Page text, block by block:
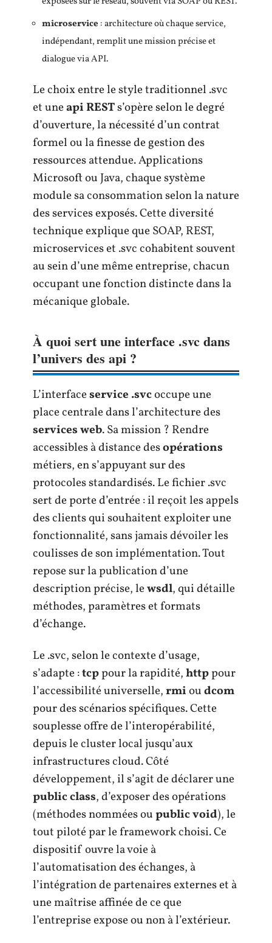
microservice : architecture où chaque service,
indépendant, remplit une mission précise et
dialogue via API.
Le choix entre le style traditionnel .svc
et uneapi RESTs’opère selon le degré
d’ouverture, la nécessité d’un contrat
formel ou la finesse de gestion des
ressources attendue. Applications
Microsoft ou Java, chaque système
module sa consommation selon la nature
des services exposés. Cette diversité
technique explique que SOAP, REST,
microservices et .svc cohabitent souvent
au sein d’une même entreprise, chacun
occupant une fonction distincte dans la
mécanique globale.
À quoi sert une interface .svc dans
l’univers des api ?
L’interfaceservice .svcoccupe une
place centrale dans l’architecture des
services web. Sa mission ? Rendre
accessibles à distance desopérations
métiers, en s’appuyant sur des
protocoles standardisés. Le fichier .svc
sert de porte d’entrée : il reçoit les appels
des clients qui souhaitent exploiter une
fonctionnalité, sans jamais dévoiler les
coulisses de son implémentation. Tout
repose sur la publication d’une
description précise, lewsdl, qui détaille
méthodes, paramètres et formats
d’échange.
Le .svc, selon le contexte d’usage,
s’adapte :tcppour la rapidité,httppour
l’accessibilité universelle,rmioudcom
pour des scénarios spécifiques. Cette
souplesse offre de l’interopérabilité,
depuis le cluster local jusqu’aux
infrastructures cloud. Côté
développement, il s’agit de déclarer une
public class, d’exposer des opérations
(méthodes nommées oupublic void), le
tout piloté par le framework choisi. Ce
dispositif ouvre la voie à
l’automatisation des échanges, à
l’intégration de partenaires externes et à
une maîtrise affinée de ce que
l’entreprise expose ou non à l’extérieur.